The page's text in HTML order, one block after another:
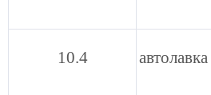
10.4 автолавка